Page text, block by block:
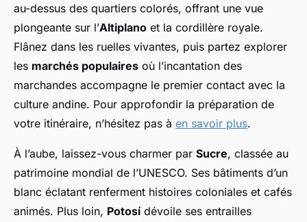
au-dessus des quartiers colorés, offrant une vue
plongeante sur l’Altiplano et la cordillère royale.
Flânez dans les ruelles vivantes, puis partez explorer
les marchés populaires où l’incantation des
marchandes accompagne le premier contact avec la
culture andine. Pour approfondir la préparation de
votre itinéraire, n’hésitez pas à en savoir plus.
À l’aube, laissez-vous charmer par Sucre, classée au
patrimoine mondial de l’UNESCO. Ses bâtiments d’un
blanc éclatant renferment histoires coloniales et cafés
animés. Plus loin, Potosídévoile ses entrailles